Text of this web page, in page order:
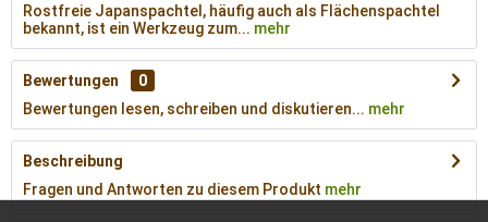
Rostfreie Japanspachtel, häufig auch als Flächenspachtel
bekannt, ist ein Werkzeug zum... mehr
Bewertungen
0
Bewertungen lesen, schreiben und diskutieren... mehr
Beschreibung
Fragen und Antworten zu diesem Produkt mehr